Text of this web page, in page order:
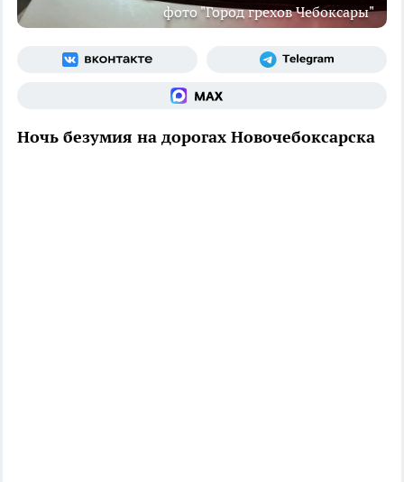
фото "Город грехов Чебоксары"
Ночь безумия на дорогах Новочебоксарска